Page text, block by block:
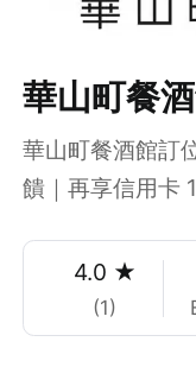
華山町餐
華山町餐酒館訂
饋｜再享信用卡
4.0 ★
(1)